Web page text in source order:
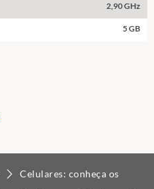
2,90 GHz
5 GB
Celulares: conheça os